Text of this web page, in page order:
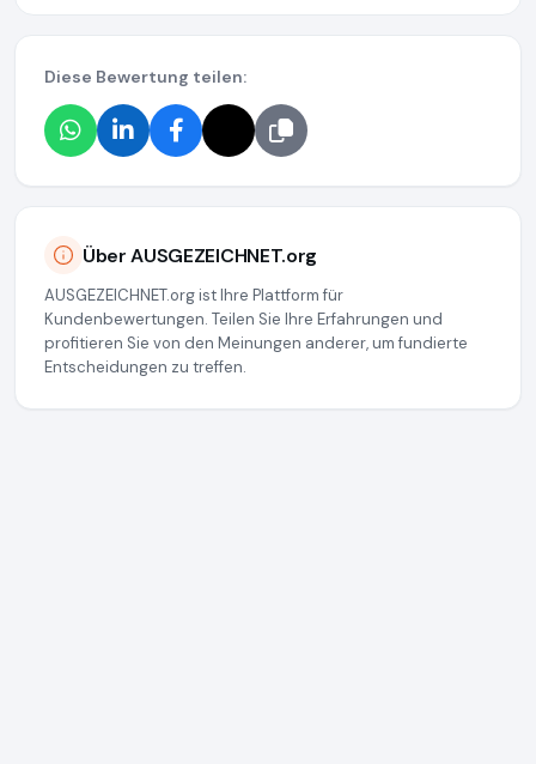
Diese Bewertung teilen:
Über AUSGEZEICHNET.org
AUSGEZEICHNET.org ist Ihre Plattform für
Kundenbewertungen. Teilen Sie Ihre Erfahrungen und
profitieren Sie von den Meinungen anderer, um fundierte
Entscheidungen zu treffen.